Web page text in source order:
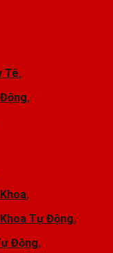
Tê,
,
,
Tự Động,
Động,